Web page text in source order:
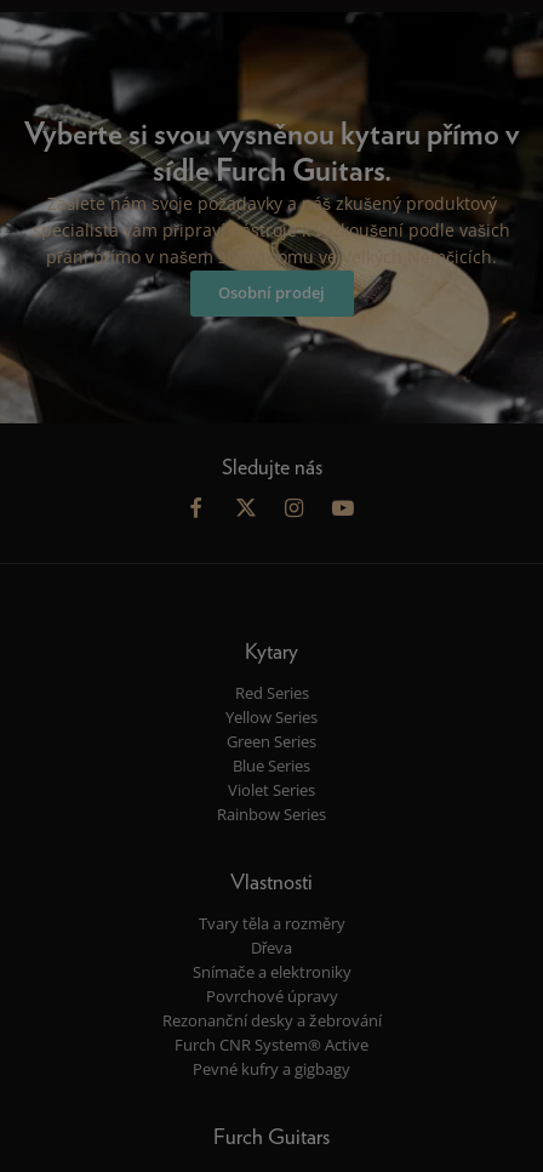
Vyberte si svou vysněnou kytaru přímo v
sídle Furch Guitars.
Zašlete nám svoje požadavky a náš zkušený produktový
specialista vám připraví nástroje k vyzkoušení podle vašich
přání přímo v našem showroomu ve Velkých Němčicích.
Osobní prodej
Sledujte nás
Kytary
Red Series
Yellow Series
Green Series
Blue Series
Violet Series
Rainbow Series
Vlastnosti
Tvary těla a rozměry
Dřeva
Snímače a elektroniky
Povrchové úpravy
Rezonanční desky a žebrování
Furch CNR System® Active
Pevné kufry a gigbagy
Furch Guitars